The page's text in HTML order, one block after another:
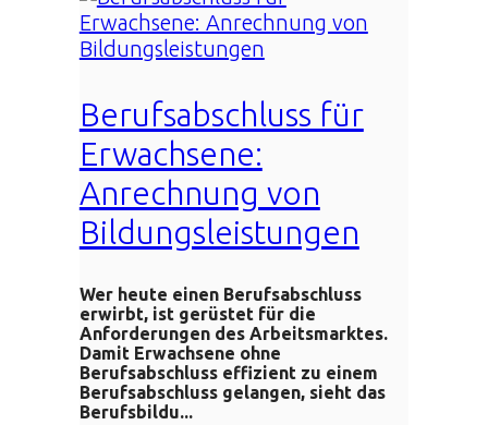
Berufsabschluss für
Erwachsene:
Anrechnung von
Bildungsleistungen
Wer heute einen Berufsabschluss
erwirbt, ist gerüstet für die
Anforderungen des Arbeitsmarktes.
Damit Erwachsene ohne
Berufsabschluss effizient zu einem
Berufsabschluss gelangen, sieht das
Berufsbildu...